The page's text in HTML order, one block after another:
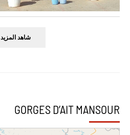
شاهد المزيد
GORGES D’AIT MANSOUR